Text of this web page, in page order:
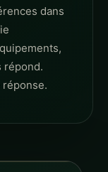
dans
répond.
réponse.